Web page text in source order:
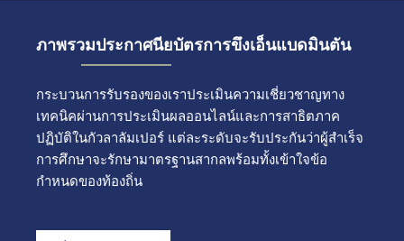
ภาพรวมประกาศนียบัตรการขึงเอ็นแบดมินตัน
กระบวนการรับรองของเราประเมินความเชี่ยวชาญทาง
เทคนิคผ่านการประเมินผลออนไลน์และการสาธิตภาค
ปฏิบัติในกัวลาลัมเปอร์ แต่ละระดับจะรับประกันว่าผู้สำเร็จ
การศึกษาจะรักษามาตรฐานสากลพร้อมทั้งเข้าใจข้อ
กำหนดของท้องถิ่น